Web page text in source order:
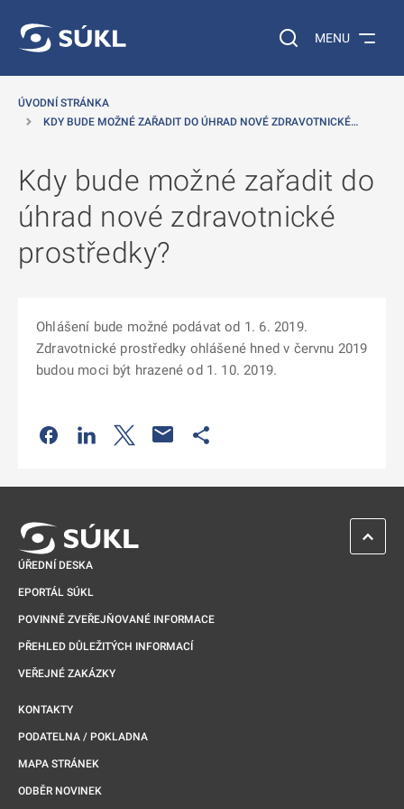
Vyhledávání na
MENU
ÚVODNÍ STRÁNKA
KDY BUDE MOŽNÉ ZAŘADIT DO ÚHRAD NOVÉ ZDRAVOTNICKÉ…
Kdy bude možné zařadit do
úhrad nové zdravotnické
prostředky?
Ohlášení bude možné podávat od 1. 6. 2019.
Zdravotnické prostředky ohlášené hned v červnu 2019
budou moci být hrazené od 1. 10. 2019.
Odkaz se otevře na nové kartě
Odkaz se otevře na nové kartě
Odkaz se otevře na nové kartě
ÚŘEDNÍ DESKA
EPORTÁL SÚKL
POVINNĚ ZVEŘEJŇOVANÉ INFORMACE
PŘEHLED DŮLEŽITÝCH INFORMACÍ
VEŘEJNÉ ZAKÁZKY
KONTAKTY
PODATELNA / POKLADNA
MAPA STRÁNEK
ODBĚR NOVINEK
ZPĚT